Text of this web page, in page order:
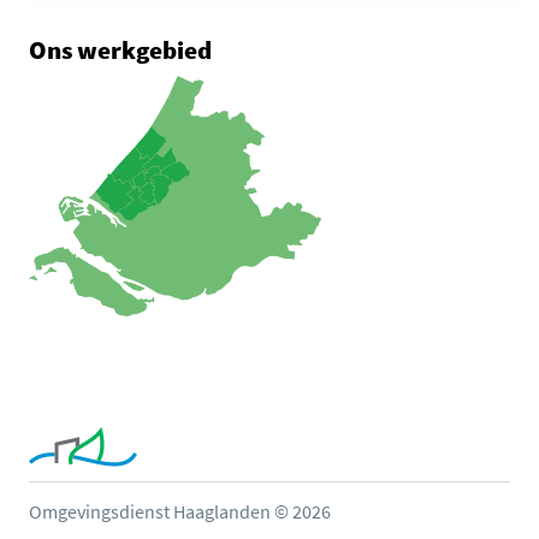
Ons werkgebied
Omgevingsdienst Haaglanden © 2026